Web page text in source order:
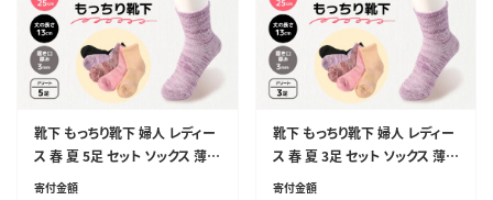
靴下 もっちり靴下 婦人 レディー
ス 春 夏 5足 セット ソックス 薄
手 蒸れない 爽やか もっちり 靴
寄付金額
靴下 もっちり靴下 婦人 レディー
ス 春 夏 3足 セット ソックス 薄
手 蒸れない 爽やか もっちり 靴
寄付金額